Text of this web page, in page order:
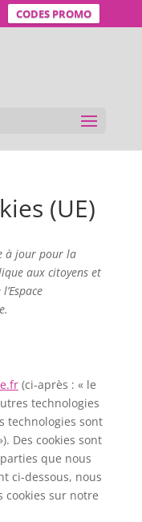
CODES PROMO
(UE)
à jour pour la
aux citoyens et
(ci-après : « le
technologies
technologies sont
Des cookies sont
que nous
ci-dessous, nous
cookies sur notre